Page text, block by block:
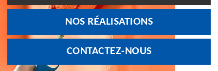
NOS RÉALISATIONS
CONTACTEZ-NOUS